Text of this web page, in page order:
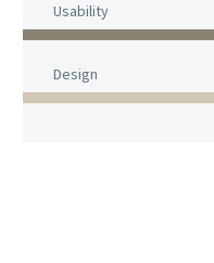
Usability
Design